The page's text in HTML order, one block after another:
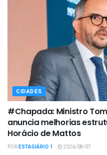
CIDADES
#Chapada: Ministro
anuncia melhorias
Horácio de Mattos
PORESTAGIÁRIO 1 2026/08/07